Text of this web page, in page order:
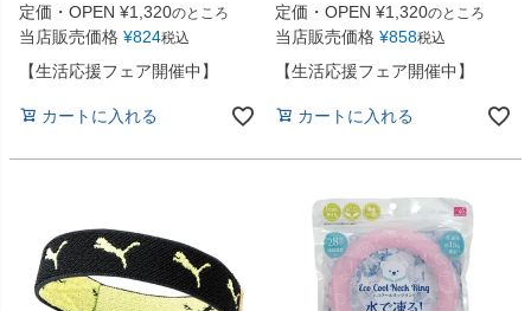
定価・OPEN ¥1,320のところ
当店販売価格 ¥824税込
【生活応援フェア開催中】
カートに入れる
定価・OPEN ¥1,320のところ
当店販売価格 ¥858税込
【生活応援フェア開催中】
カートに入れる